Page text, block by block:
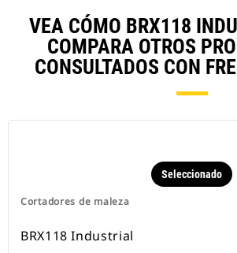
VEA CÓMO BRX118
COMPARA OTROS
CONSULTADOS CON
Cortadores de maleza
Seleccionado
BRX118 Industrial